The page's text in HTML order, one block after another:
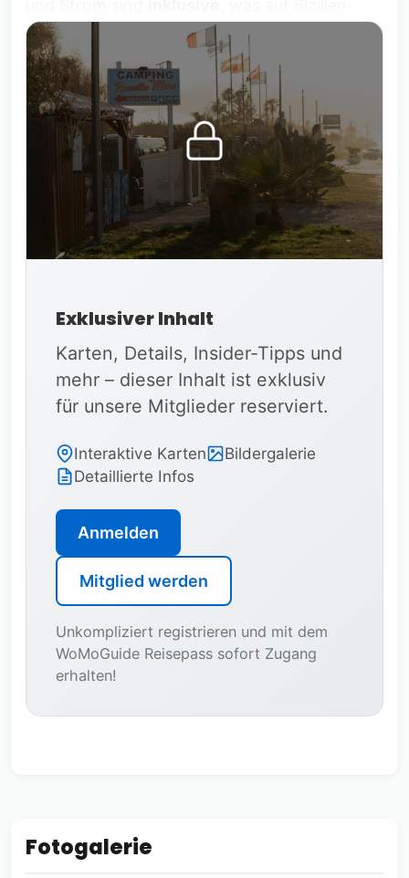
nicht selbstverständlich und sogar eher
unüblich ist. Die Nacht kostet €20. ACSI oder
anderen Firlefanz braucht man hier nicht.
Exklusiver Inhalt
Karten, Details, Insider-Tipps und
mehr – dieser Inhalt ist exklusiv
für unsere Mitglieder reserviert.
Interaktive Karten
Bildergalerie
Detaillierte Infos
Anmelden
Mitglied werden
Unkompliziert registrieren und mit dem
WoMoGuide Reisepass sofort Zugang
erhalten!
Fotogalerie